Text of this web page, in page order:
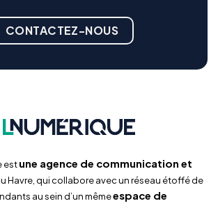
CONTACTEZ-NOUS
estune agence de communication et
Havre, qui collabore avec un réseau étoffé de
au sein d’un mêmeespace de